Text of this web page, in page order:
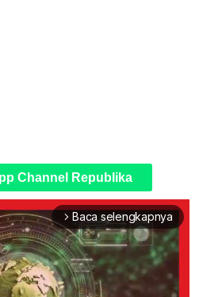
Channel Republika
arrow_forward_ios Baca selengkapnya